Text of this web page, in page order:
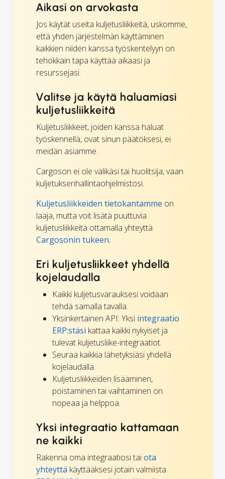
Aikasi on arvokasta
Jos käytät useita kuljetusliikkeitä, uskomme,
että yhden järjestelmän käyttäminen
kaikkien niiden kanssa työskentelyyn on
tehokkain tapa käyttää aikaasi ja
resurssejasi.
Valitse ja käytä haluamiasi
kuljetusliikkeitä
Kuljetusliikkeet, joiden kanssa haluat
työskennellä, ovat sinun päätöksesi, ei
meidän asiamme.
Cargoson ei ole välikäsi tai huolitsija, vaan
kuljetuksenhallintaohjelmistosi.
Kuljetusliikkeiden tietokantamme on
laaja, mutta voit lisätä puuttuvia
kuljetusliikkeitä ottamalla yhteyttä
Cargosonin tukeen.
Eri kuljetusliikkeet yhdellä
kojelaudalla
Kaikki kuljetusvarauksesi voidaan
tehdä samalla tavalla.
Yksinkertainen API: Yksi integraatio
ERP:stäsi kattaa kaikki nykyiset ja
tulevat kuljetusliike-integraatiot.
Seuraa kaikkia lähetyksiäsi yhdellä
kojelaudalla.
Kuljetusliikkeiden lisääminen,
poistaminen tai vaihtaminen on
nopeaa ja helppoa.
Yksi integraatio kattamaan
ne kaikki
Rakenna oma integraatiosi taiota
yhteyttä käyttääksesi jotain valmiista